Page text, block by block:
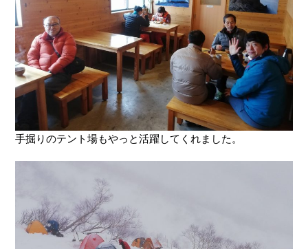
手掘りのテント場もやっと活躍してくれました。